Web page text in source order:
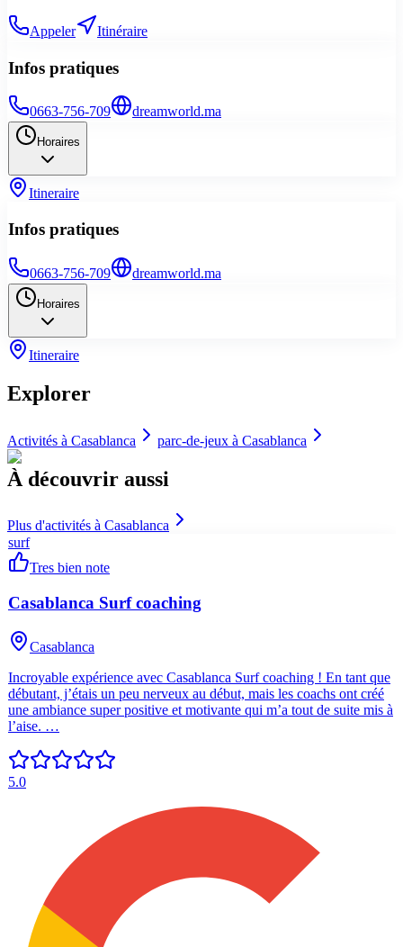
Appeler Itinéraire
Infos pratiques
0663-756-709 dreamworld.ma
Horaires
Itineraire
Infos pratiques
0663-756-709 dreamworld.ma
Horaires
Itineraire
Explorer
Activités à Casablanca parc-de-jeux à Casablanca
À découvrir aussi
Plus d'activités à Casablanca
surf
Tres bien note
Casablanca Surf coaching
Casablanca
Incroyable expérience avec Casablanca Surf coaching ! En tant que
débutant, j’étais un peu nerveux au début, mais les coachs ont créé
une ambiance super positive et motivante qui m’a tout de suite mis à
l’aise. …
5.0